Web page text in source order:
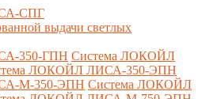
СПГ
выдачи светлых
350-ГПН Система ЛОКОЙЛ
ЛОКОЙЛ ЛИСА-350-ЭПН
М-350-ЭПН Система ЛОКОЙЛ